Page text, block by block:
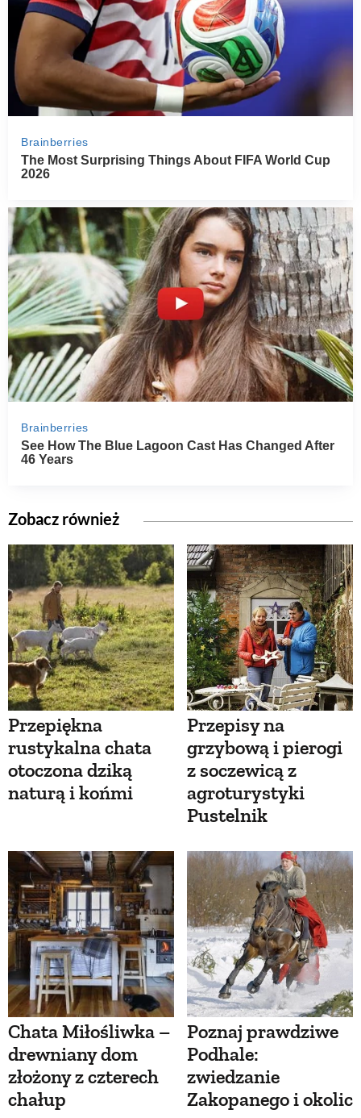
Zobacz również
Przepiękna
rustykalna chata
otoczona dziką
naturą i końmi
Przepisy na
grzybową i pierogi
z soczewicą z
agroturystyki
Pustelnik
Chata Miłośliwka –
drewniany dom
złożony z czterech
chałup
Poznaj prawdziwe
Podhale:
zwiedzanie
Zakopanego i okolic